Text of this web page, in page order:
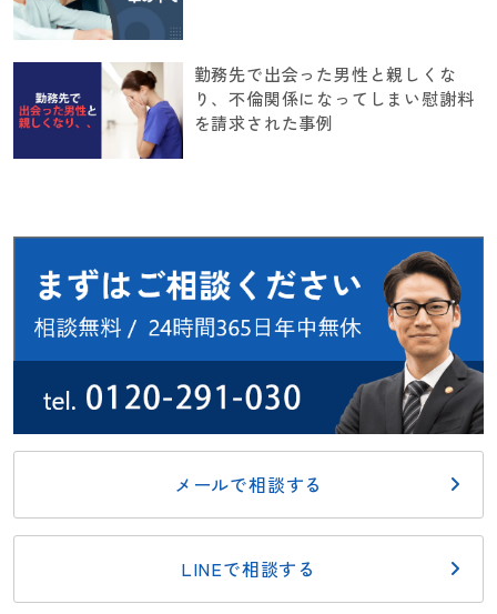
勤務先で出会った男性と親しくな
り、不倫関係になってしまい慰謝料
を請求された事例
メールで相談する
LINEで相談する